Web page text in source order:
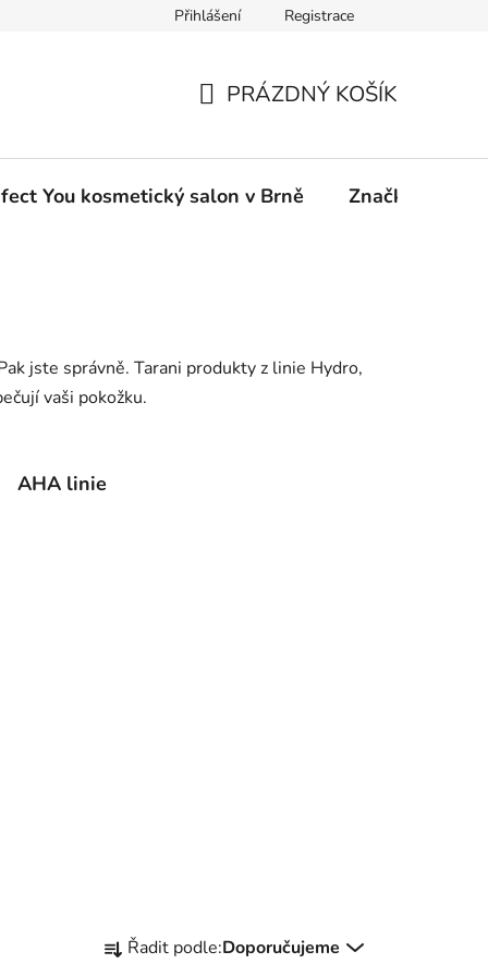
Přihlášení Registrace
PRÁZDNÝ KOŠÍK
You kosmetický salon v Brně Značky
jste správně. Tarani produkty z linie Hydro,
vaši pokožku.
AHA linie
a Řadit podle:Doporučujeme